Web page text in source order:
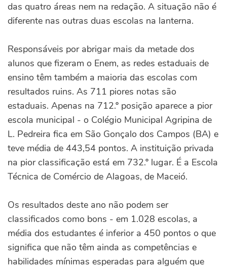
das quatro áreas nem na redação. A situação não é
diferente nas outras duas escolas na lanterna.
Responsáveis por abrigar mais da metade dos
alunos que fizeram o Enem, as redes estaduais de
ensino têm também a maioria das escolas com
resultados ruins. As 711 piores notas são
estaduais. Apenas na 712.º posição aparece a pior
escola municipal - o Colégio Municipal Agripina de
L. Pedreira fica em São Gonçalo dos Campos (BA) e
teve média de 443,54 pontos. A instituição privada
na pior classificação está em 732.º lugar. É a Escola
Técnica de Comércio de Alagoas, de Maceió.
Os resultados deste ano não podem ser
classificados como bons - em 1.028 escolas, a
média dos estudantes é inferior a 450 pontos o que
significa que não têm ainda as competências e
habilidades mínimas esperadas para alguém que